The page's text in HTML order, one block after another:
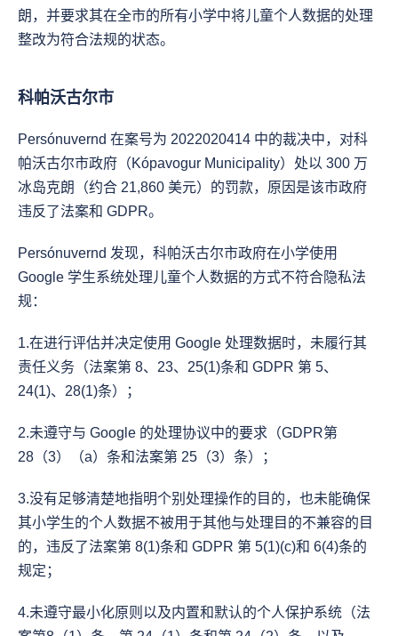
朗，并要求其在全市的所有小学中将儿童个人数据的处理
整改为符合法规的状态。
科帕沃古尔市
Persónuvernd 在案号为 2022020414 中的裁决中，对科
帕沃古尔市政府（Kópavogur Municipality）处以 300 万
冰岛克朗（约合 21,860 美元）的罚款，原因是该市政府
违反了法案和 GDPR。
Persónuvernd 发现，科帕沃古尔市政府在小学使用
Google 学生系统处理儿童个人数据的方式不符合隐私法
规：
1.在进行评估并决定使用 Google 处理数据时，未履行其
责任义务（法案第 8、23、25(1)条和 GDPR 第 5、
24(1)、28(1)条）；
2.未遵守与 Google 的处理协议中的要求（GDPR第
28（3）（a）条和法案第 25（3）条）；
3.没有足够清楚地指明个别处理操作的目的，也未能确保
其小学生的个人数据不被用于其他与处理目的不兼容的目
的，违反了法案第 8(1)条和 GDPR 第 5(1)(c)和 6(4)条的
规定；
4.未遵守最小化原则以及内置和默认的个人保护系统（法